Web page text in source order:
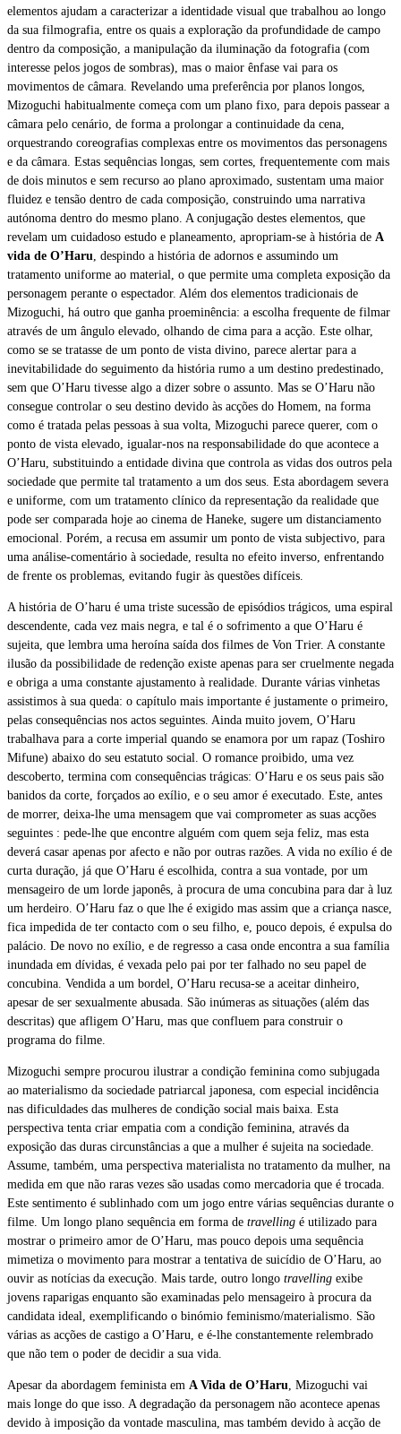
elementos ajudam a caracterizar a identidade visual que trabalhou ao longo
da sua filmografia, entre os quais a exploração da profundidade de campo
dentro da composição, a manipulação da iluminação da fotografia (com
interesse pelos jogos de sombras), mas o maior ênfase vai para os
movimentos de câmara. Revelando uma preferência por planos longos,
Mizoguchi habitualmente começa com um plano fixo, para depois passear a
câmara pelo cenário, de forma a prolongar a continuidade da cena,
orquestrando coreografias complexas entre os movimentos das personagens
e da câmara. Estas sequências longas, sem cortes, frequentemente com mais
de dois minutos e sem recurso ao plano aproximado, sustentam uma maior
fluidez e tensão dentro de cada composição, construindo uma narrativa
autónoma dentro do mesmo plano. A conjugação destes elementos, que
revelam um cuidadoso estudo e planeamento, apropriam-se à história de A
vida de O’Haru , despindo a história de adornos e assumindo um
tratamento uniforme ao material, o que permite uma completa exposição da
personagem perante o espectador. Além dos elementos tradicionais de
Mizoguchi, há outro que ganha proeminência: a escolha frequente de filmar
através de um ângulo elevado, olhando de cima para a acção. Este olhar,
como se se tratasse de um ponto de vista divino, parece alertar para a
inevitabilidade do seguimento da história rumo a um destino predestinado,
sem que O’Haru tivesse algo a dizer sobre o assunto. Mas se O’Haru não
consegue controlar o seu destino devido às acções do Homem, na forma
como é tratada pelas pessoas à sua volta, Mizoguchi parece querer, com o
ponto de vista elevado, igualar-nos na responsabilidade do que acontece a
O’Haru, substituindo a entidade divina que controla as vidas dos outros pela
sociedade que permite tal tratamento a um dos seus. Esta abordagem severa
e uniforme, com um tratamento clínico da representação da realidade que
pode ser comparada hoje ao cinema de Haneke, sugere um distanciamento
emocional. Porém, a recusa em assumir um ponto de vista subjectivo, para
uma análise-comentário à sociedade, resulta no efeito inverso, enfrentando
de frente os problemas, evitando fugir às questões difíceis.
A história de O’haru é uma triste sucessão de episódios trágicos, uma espiral
descendente, cada vez mais negra, e tal é o sofrimento a que O’Haru é
sujeita, que lembra uma heroína saída dos filmes de Von Trier. A constante
ilusão da possibilidade de redenção existe apenas para ser cruelmente negada
e obriga a uma constante ajustamento à realidade. Durante várias vinhetas
assistimos à sua queda: o capítulo mais importante é justamente o primeiro,
pelas consequências nos actos seguintes. Ainda muito jovem, O’Haru
trabalhava para a corte imperial quando se enamora por um rapaz (Toshiro
Mifune) abaixo do seu estatuto social. O romance proibido, uma vez
descoberto, termina com consequências trágicas: O’Haru e os seus pais são
banidos da corte, forçados ao exílio, e o seu amor é executado. Este, antes
de morrer, deixa-lhe uma mensagem que vai comprometer as suas acções
seguintes : pede-lhe que encontre alguém com quem seja feliz, mas esta
deverá casar apenas por afecto e não por outras razões. A vida no exílio é de
curta duração, já que O’Haru é escolhida, contra a sua vontade, por um
mensageiro de um lorde japonês, à procura de uma concubina para dar à luz
um herdeiro. O’Haru faz o que lhe é exigido mas assim que a criança nasce,
fica impedida de ter contacto com o seu filho, e, pouco depois, é expulsa do
palácio. De novo no exílio, e de regresso a casa onde encontra a sua família
inundada em dívidas, é vexada pelo pai por ter falhado no seu papel de
concubina. Vendida a um bordel, O’Haru recusa-se a aceitar dinheiro,
apesar de ser sexualmente abusada. São inúmeras as situações (além das
descritas) que afligem O’Haru, mas que confluem para construir o
programa do filme.
Mizoguchi sempre procurou ilustrar a condição feminina como subjugada
ao materialismo da sociedade patriarcal japonesa, com especial incidência
nas dificuldades das mulheres de condição social mais baixa. Esta
perspectiva tenta criar empatia com a condição feminina, através da
exposição das duras circunstâncias a que a mulher é sujeita na sociedade.
Assume, também, uma perspectiva materialista no tratamento da mulher, na
medida em que não raras vezes são usadas como mercadoria que é trocada.
Este sentimento é sublinhado com um jogo entre várias sequências durante o
filme. Um longo plano sequência em forma de travelling é utilizado para
mostrar o primeiro amor de O’Haru, mas pouco depois uma sequência
mimetiza o movimento para mostrar a tentativa de suicídio de O’Haru, ao
ouvir as notícias da execução. Mais tarde, outro longo travelling exibe
jovens raparigas enquanto são examinadas pelo mensageiro à procura da
candidata ideal, exemplificando o binómio feminismo/materialismo. São
várias as acções de castigo a O’Haru, e é-lhe constantemente relembrado
que não tem o poder de decidir a sua vida.
Apesar da abordagem feminista em A Vida de O’Haru , Mizoguchi vai
mais longe do que isso. A degradação da personagem não acontece apenas
devido à imposição da vontade masculina, mas também devido à acção de